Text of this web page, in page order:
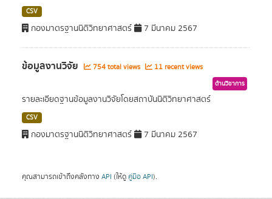
CSV
กองมาตรฐานนิติวิทยาศาสตร์ 7 มีนาคม 2567
ข้อมูลงานวิจัย 754 total views 11 recent views
ด้านวิชาการ
รายละเอียดฐานข้อมูลงานวิจัยโดยสถาบันนิติวิทยาศาสตร์
CSV
กองมาตรฐานนิติวิทยาศาสตร์ 7 มีนาคม 2567
คุณสามารถเข้าถึงคลังทาง API (ให้ดู คู่มือ API).